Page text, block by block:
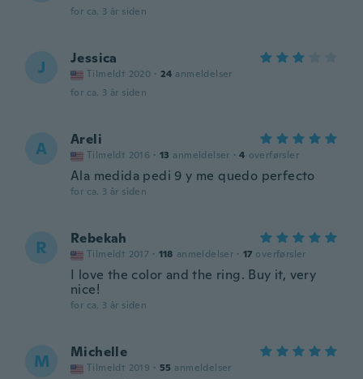
for ca. 3 år siden
J Jessica
Tilmeldt 2020 · 24 anmeldelser
for ca. 3 år siden
A Areli
Tilmeldt 2016 · 13 anmeldelser · 4 overførsler
Ala medida pedi 9 y me quedo perfecto
for ca. 3 år siden
R Rebekah
Tilmeldt 2017 · 118 anmeldelser · 17 overførsler
I love the color and the ring. Buy it, very
nice!
for ca. 3 år siden
M Michelle
Tilmeldt 2019 · 55 anmeldelser